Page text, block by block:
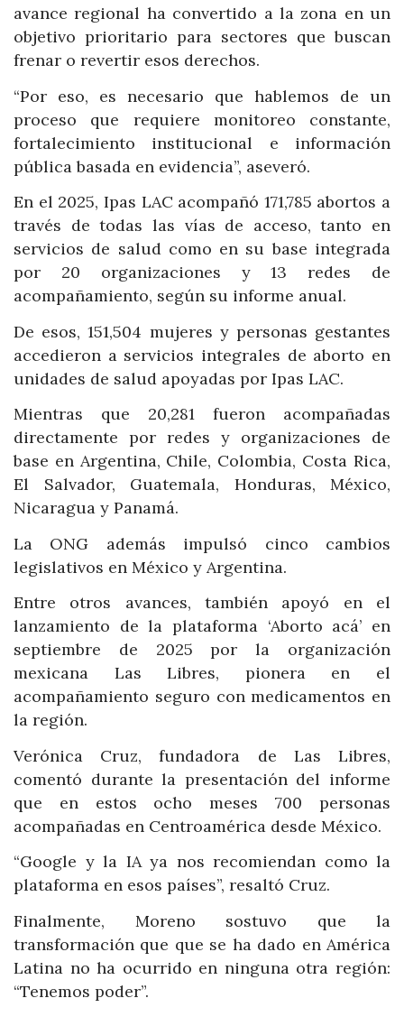
avance regional ha convertido a la zona en un
objetivo prioritario para sectores que buscan
frenar o revertir esos derechos.
“Por eso, es necesario que hablemos de un
proceso que requiere monitoreo constante,
fortalecimiento institucional e información
pública basada en evidencia”, aseveró.
En el 2025, Ipas LAC acompañó 171,785 abortos a
través de todas las vías de acceso, tanto en
servicios de salud como en su base integrada
por 20 organizaciones y 13 redes de
acompañamiento, según su informe anual.
De esos, 151,504 mujeres y personas gestantes
accedieron a servicios integrales de aborto en
unidades de salud apoyadas por Ipas LAC.
Mientras que 20,281 fueron acompañadas
directamente por redes y organizaciones de
base en Argentina, Chile, Colombia, Costa Rica,
El Salvador, Guatemala, Honduras, México,
Nicaragua y Panamá.
La ONG además impulsó cinco cambios
legislativos en México y Argentina.
Entre otros avances, también apoyó en el
lanzamiento de la plataforma ‘Aborto acá’ en
septiembre de 2025 por la organización
mexicana Las Libres, pionera en el
acompañamiento seguro con medicamentos en
la región.
Verónica Cruz, fundadora de Las Libres,
comentó durante la presentación del informe
que en estos ocho meses 700 personas
acompañadas en Centroamérica desde México.
“Google y la IA ya nos recomiendan como la
plataforma en esos países”, resaltó Cruz.
Finalmente, Moreno sostuvo que la
transformación que que se ha dado en América
Latina no ha ocurrido en ninguna otra región:
“Tenemos poder”.